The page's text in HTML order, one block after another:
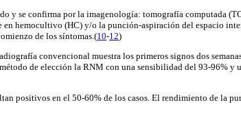
y se confirma por la imagenología: tomografía computada
hemocultivo (HC) y/o la punción-aspiración del espacio
de los síntomas .(10-12)
convencional muestra los primeros signos dos
de elección la RNM con una sensibilidad del 93-96% y
positivos en el 50-60% de los casos. El rendimiento de la